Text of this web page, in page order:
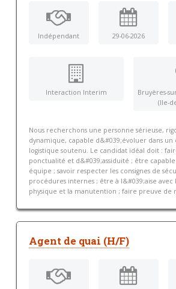
Indépendant 29-06-2026
Interaction Interim
Bruyères-
(Ile-
Nous recherchons une personne sérieuse,
dynamique, capable d&#039;évoluer dans
logistique soutenu. Le candidat idéal doit :
ponctualité et d&#039;assiduité ; être
équipe ; savoir respecter les consignes de
procédures internes ; être à l&#039;aise avec
physique et la manutention ; faire preuve de
Agent de quai (H/F)